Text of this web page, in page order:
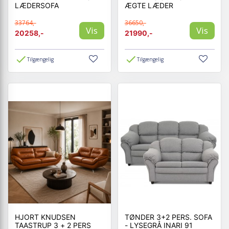
LÆDERSOFA
33764,-
20258,-
Vis
Tilgængelig
ÆGTE LÆDER
36650,-
21990,-
Vis
Tilgængelig
HJORT KNUDSEN
TAASTRUP 3 + 2 PERS
TØNDER 3+2 PERS. SOFA
- LYSEGRÅ INARI 91